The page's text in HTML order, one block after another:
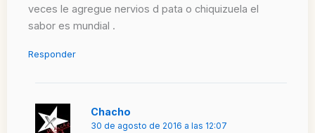
veces le agregue nervios d pata o chiquizuela el
sabor es mundial .
Responder
Chacho
30 de agosto de 2016 a las 12:07